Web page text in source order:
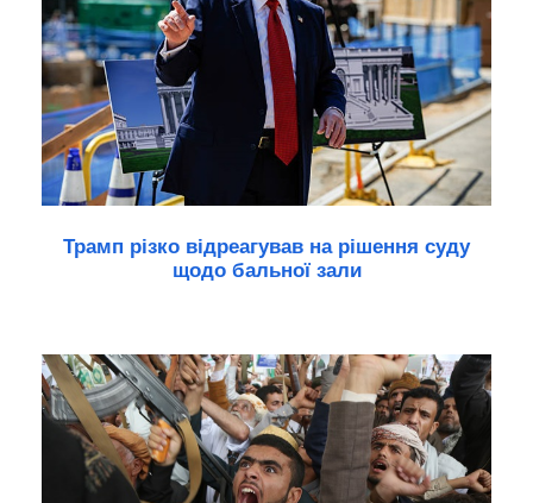
Трамп різко відреагував на рішення суду
щодо бальної зали